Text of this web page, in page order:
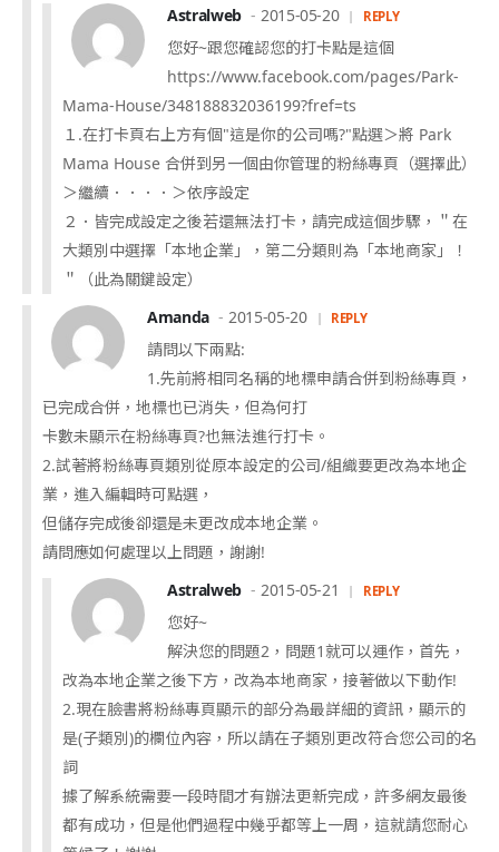
Astralweb 2015-05-20 REPLY
您好~跟您確認您的打卡點是這個
https://www.facebook.com/pages/Park-
Mama-House/348188832036199?fref=ts
１.在打卡頁右上方有個"這是你的公司嗎?"點選＞將 Park
Mama House 合併到另一個由你管理的粉絲專頁（選擇此）
＞繼續．．．．＞依序設定
２．皆完成設定之後若還無法打卡，請完成這個步驟，＂在
大類別中選擇「本地企業」，第二分類則為「本地商家」！
＂（此為關鍵設定）
Amanda
2015-05-20 REPLY
請問以下兩點:
1.先前將相同名稱的地標申請合併到粉絲專頁，
已完成合併，地標也已消失，但為何打
卡數未顯示在粉絲專頁?也無法進行打卡。
2.試著將粉絲專頁類別從原本設定的公司/組織要更改為本地企
業，進入編輯時可點選，
但儲存完成後卻還是未更改成本地企業。
請問應如何處理以上問題，謝謝!
Astralweb
2015-05-21 REPLY
您好~
解決您的問題2，問題1就可以運作，首先，
改為本地企業之後下方，改為本地商家，接著做以下動作!
2.現在臉書將粉絲專頁顯示的部分為最詳細的資訊，顯示的
是(子類別)的欄位內容，所以請在子類別更改符合您公司的名
詞
據了解系統需要一段時間才有辦法更新完成，許多網友最後
都有成功，但是他們過程中幾乎都等上一周，這就請您耐心